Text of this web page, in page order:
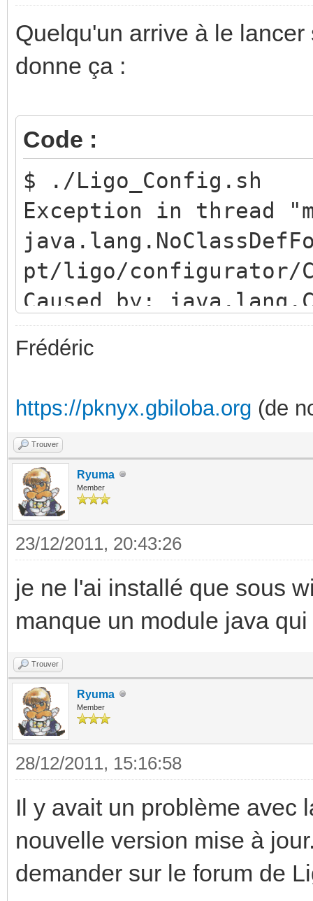
Quelqu'un arrive à le
donne ça :
Code :
$ ./Ligo_Config.sh
Exception in thread
pt/ligo/configurator/
Caused by:
at
a:202)
at
ve Method)
at
.java:190)
at
:306)
at
her.java:301)
at
:247)
Frédéric
https://pknyx.gbiloba.org (de
Trouver
Ryuma
Member
23/12/2011, 20:43:26
je ne l'ai installé que sous
manque un module java
Trouver
Ryuma
Member
28/12/2011, 15:16:58
Il y avait un problème avec
nouvelle version mise à
demander sur le forum de